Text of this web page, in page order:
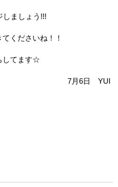
しましょう!!!
くださいね！！
してます☆
7月6日 YUI